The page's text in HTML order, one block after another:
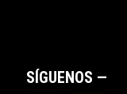
SÍGUENOS —